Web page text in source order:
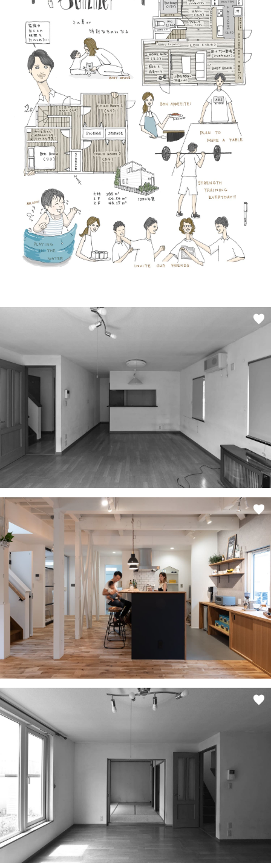
WORKS
ABOUT US
RECRUIT
資料請求
個別相談
オーナー様専用サイト CLUB RENOVES